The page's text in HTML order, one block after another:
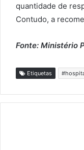
quantidade de
Contudo, a
Fonte: Ministério
Etiquetas